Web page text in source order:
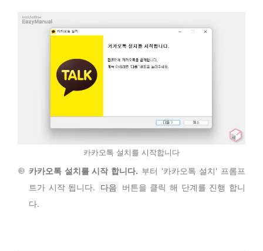
카카오톡 설치를 시작합니다
카카오톡 설치를 시작 합니다. 부터 '카카오톡 설치' 프롬프
트가 시작 됩니다.
다음
버튼을 클릭 해 단계를 진행 합니
다.